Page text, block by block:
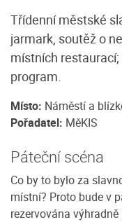
Třídenní městské
jarmark, soutěž o
místních
program.
Místo: Náměstí a
Pořadatel: MěKIS
Páteční scéna
Co by to bylo za
místní? Proto bude v
rezervována